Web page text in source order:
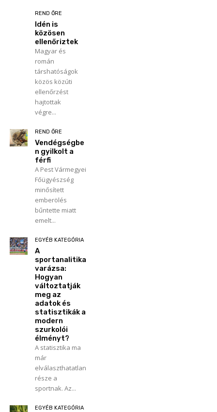
REND ŐRE
Idén is
közösen
ellenőriztek
Magyar és
román
társhatóságok
közös közúti
ellenőrzést
hajtottak
végre...
REND ŐRE
Vendégségbe
n gyilkolt a
férfi
A Pest Vármegyei
Főügyészség
minősített
emberölés
bűntette miatt
emelt...
EGYÉB KATEGÓRIA
A
sportanalitika
varázsa:
Hogyan
változtatják
meg az
adatok és
statisztikák a
modern
szurkolói
élményt?
A statisztika ma
már
elválaszthatatlan
része a
sportnak. Az...
EGYÉB KATEGÓRIA